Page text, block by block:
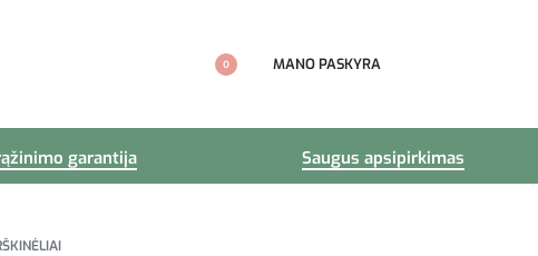
0 MANO PASKYRA
garantija Saugus apsipirkimas